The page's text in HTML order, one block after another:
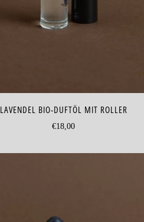
LAVENDEL BIO-DUFTÖL MIT ROLLER
€18,00